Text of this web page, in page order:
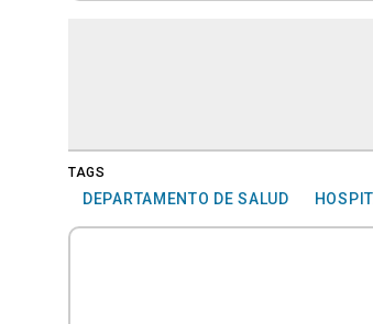
TAGS
DEPARTAMENTO DE SALUD